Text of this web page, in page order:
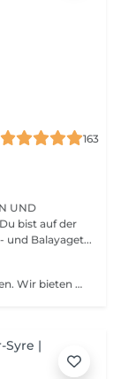
163
UND
bist auf der
Friseursalon, der auf Farb- und Balayaget...
Für Terminvereinbarung bitte im Salon anrufen. Wir bieten eine kostenlose und Individuelle Beratung